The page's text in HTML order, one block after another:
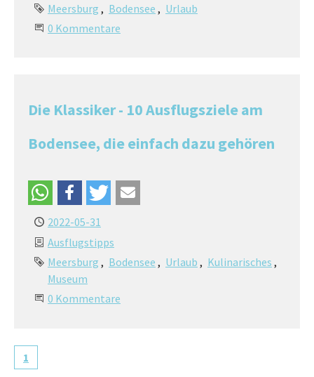
Meersburg
Bodensee
Urlaub
0 Kommentare
Die Klassiker - 10 Ausflugsziele am
Bodensee, die einfach dazu gehören
2022-05-31
Ausflugstipps
Meersburg
Bodensee Urlaub
Kulinarisches
Museum
0 Kommentare
1